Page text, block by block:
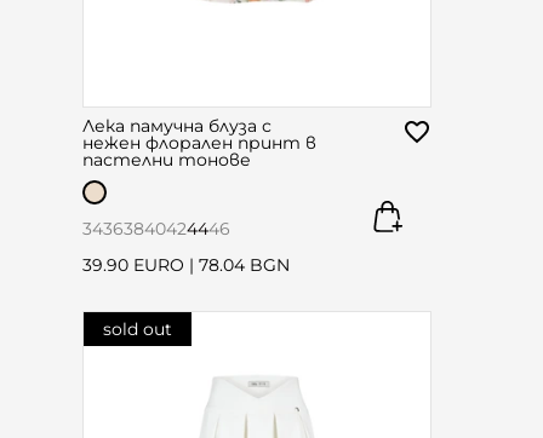
Лека памучна блуза с
нежен флорален принт в
пастелни тонове
34363840424446
39.90 EURO | 78.04 BGN
sold out